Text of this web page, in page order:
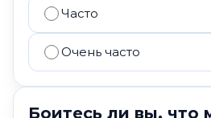
Часто
Очень часто
Боитесь ли вы, что